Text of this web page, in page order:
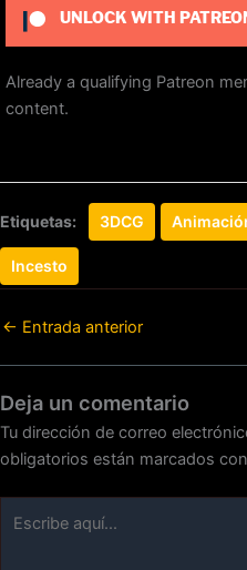
UNLOCK WITH
Already a qualifying Patreon
content.
Etiquetas: 3DCG
Incesto
← Entrada anterior
Deja un comentario
Tu dirección de correo
obligatorios están marcados con
aquí...